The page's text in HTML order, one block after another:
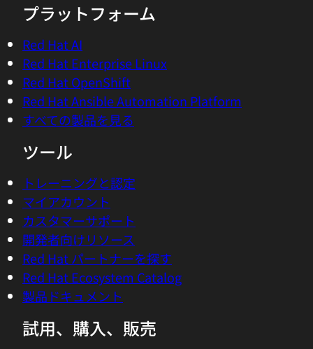
プラットフォーム
Red Hat AI
Red Hat Enterprise Linux
Red Hat OpenShift
Red Hat Ansible Automation Platform
すべての製品を見る
ツール
トレーニングと認定
マイアカウント
カスタマーサポート
開発者向けリソース
Red Hat パートナーを探す
Red Hat Ecosystem Catalog
製品ドキュメント
試用、購入、販売